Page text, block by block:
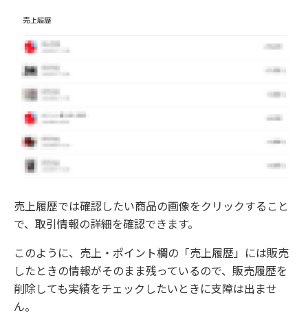
売上履歴では確認したい商品の画像をクリックすること
で、取引情報の詳細を確認できます。
このように、売上・ポイント欄の「売上履歴」には販売
したときの情報がそのまま残っているので、販売履歴を
削除しても実績をチェックしたいときに支障は出ませ
ん。